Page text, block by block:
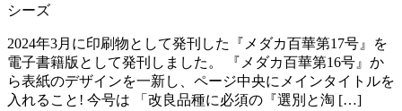
シーズ
2024年3月に印刷物として発刊した『メダカ百華第17号』を
電子書籍版として発刊しました。 『メダカ百華第16号』か
ら表紙のデザインを一新し、ページ中央にメインタイトルを
入れること! 今号は 「改良品種に必須の『選別と淘 […]